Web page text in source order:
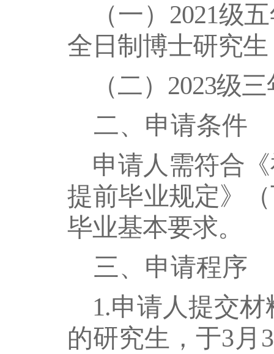
（一） 2021级
全日制博士研究生
（二） 2023级
二、申请条件
申请人需符合
提前毕业规定》
（
毕业基本要求。
三、申请程序
1.申请人提交材
的研究生，于3月